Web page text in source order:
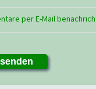
per E-Mail